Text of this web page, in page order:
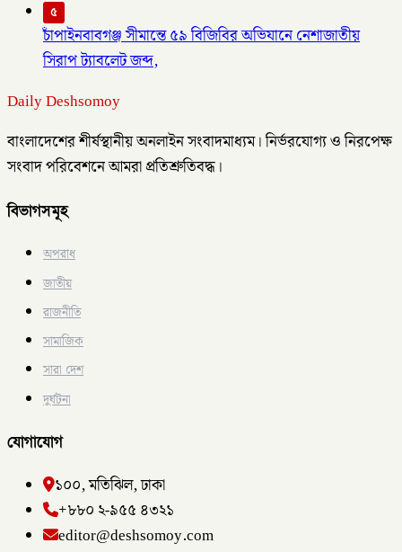
৫
চাঁপাইনবাবগঞ্জ সীমান্তে ৫৯ বিজিবির অভিযানে নেশাজাতীয়
সিরাপ ট্যাবলেট জব্দ,
Daily Deshsomoy
বাংলাদেশের শীর্ষস্থানীয় অনলাইন সংবাদমাধ্যম। নির্ভরযোগ্য ও নিরপেক্ষ
সংবাদ পরিবেশনে আমরা প্রতিশ্রুতিবদ্ধ।
বিভাগসমূহ
অপরাধ
জাতীয়
রাজনীতি
সামাজিক
সারা দেশ
দুর্ঘটনা
যোগাযোগ
১০০, মতিঝিল, ঢাকা
+৮৮০ ২-৯৫৫ ৪৩২১
editor@deshsomoy.com